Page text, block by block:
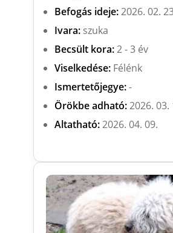
Befogás ideje:2026. 02.
Ivara:szuka
Becsült kora:2 - 3 év
Viselkedése:Félénk
Ismertetőjegye:-
Örökbe adható:2026. 03.
Altatható:2026. 04. 09.